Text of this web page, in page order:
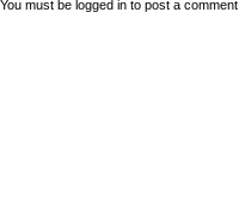
You must be logged in to post a comment.